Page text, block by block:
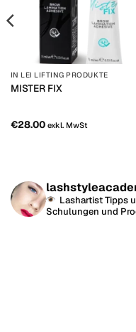
IN LEI LIFTING PRODUKTE
MISTER FIX
€28.00 exkl. MwSt
Lashartist Tipps
Schulungen und